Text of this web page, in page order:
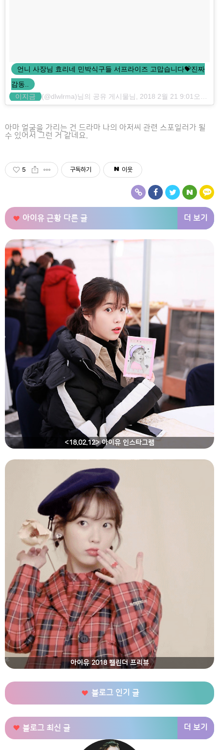
언니 사장님 효리네 민박식구들 서프라이즈 고맙습니다💝진짜
감동..
이지금
(@dlwlrma)님의 공유 게시물님, 2018 2월 21 9:01오후 PST
아마 얼굴을 가리는 건 드라마 나의 아저씨 관련 스포일러가 될
수 있어서 그런 거 같네요.
5 구독하기 이웃
아이유 근황 다른 글 더 보기
<18.02.12> 아이유 인스타그램
아이유 2018 캘린더 프리뷰
블로그 인기 글
블로그 최신 글 더 보기